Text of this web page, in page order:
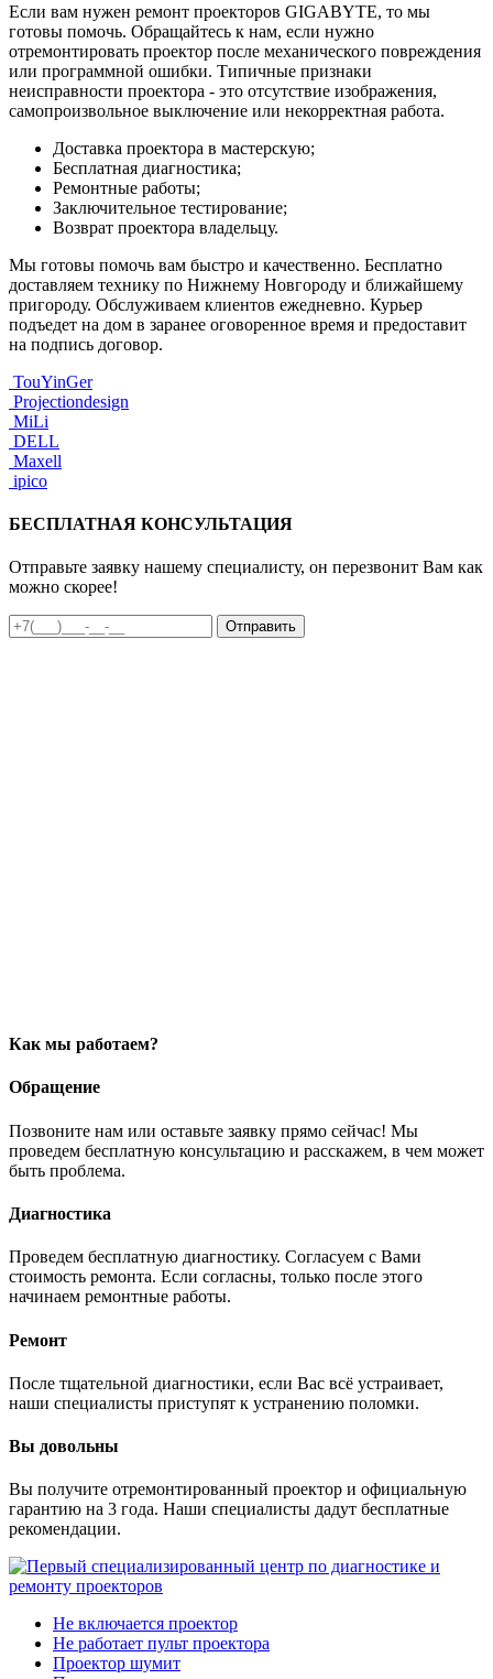
Если вам нужен ремонт проекторов GIGABYTE, то мы
готовы помочь. Обращайтесь к нам, если нужно
отремонтировать проектор после механического повреждения
или программной ошибки. Типичные признаки
неисправности проектора - это отсутствие изображения,
самопроизвольное выключение или некорректная работа.
Доставка проектора в мастерскую;
Бесплатная диагностика;
Ремонтные работы;
Заключительное тестирование;
Возврат проектора владельцу.
Мы готовы помочь вам быстро и качественно. Бесплатно
доставляем технику по Нижнему Новгороду и ближайшему
пригороду. Обслуживаем клиентов ежедневно. Курьер
подъедет на дом в заранее оговоренное время и предоставит
на подпись договор.
TouYinGer
Projectiondesign
MiLi
DELL
Maxell
ipico
БЕСПЛАТНАЯ КОНСУЛЬТАЦИЯ
Отправьте заявку нашему специалисту, он перезвонит Вам как
можно скорее!
Отправить
Как мы работаем?
Обращение
Позвоните нам или оставьте заявку прямо сейчас! Мы
проведем бесплатную консультацию и расскажем, в чем может
быть проблема.
Диагностика
Проведем бесплатную диагностику. Согласуем с Вами
стоимость ремонта. Если согласны, только после этого
начинаем ремонтные работы.
Ремонт
После тщательной диагностики, если Вас всё устраивает,
наши специалисты приступят к устранению поломки.
Вы довольны
Вы получите отремонтированный проектор и официальную
гарантию на 3 года. Наши специалисты дадут бесплатные
рекомендации.
Не включается проектор
Не работает пульт проектора
Проектор шумит